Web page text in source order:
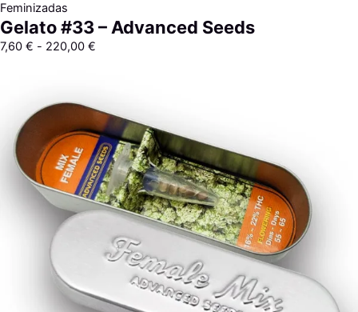
Feminizadas
Gelato #33 – Advanced Seeds
7,60 € - 220,00 €
desde
35,30 €
hasta
249,80 €